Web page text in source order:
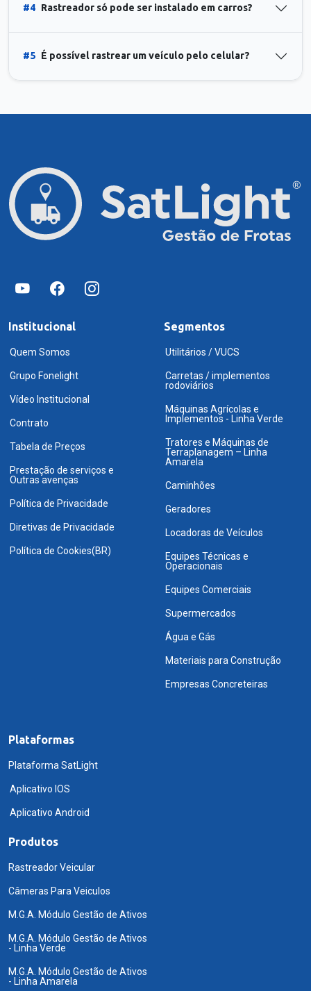
#4 Rastreador só pode ser instalado em carros?
#5 É possível rastrear um veículo pelo celular?
Institucional
Quem Somos
Grupo Fonelight
Vídeo Institucional
Contrato
Tabela de Preços
Prestação de serviços e
Outras avenças
Política de Privacidade
Diretivas de Privacidade
Política de Cookies(BR)
Segmentos
Utilitários / VUCS
Carretas / implementos
rodoviários
Máquinas Agrícolas e
Implementos - Linha Verde
Tratores e Máquinas de
Terraplanagem – Linha
Amarela
Caminhões
Geradores
Locadoras de Veículos
Equipes Técnicas e
Operacionais
Equipes Comerciais
Supermercados
Água e Gás
Materiais para Construção
Empresas Concreteiras
Plataformas
Plataforma SatLight
Aplicativo IOS
Aplicativo Android
Produtos
Rastreador Veicular
Câmeras Para Veiculos
M.G.A. Módulo Gestão de Ativos
M.G.A. Módulo Gestão de Ativos
- Linha Verde
M.G.A. Módulo Gestão de Ativos
- Linha Amarela